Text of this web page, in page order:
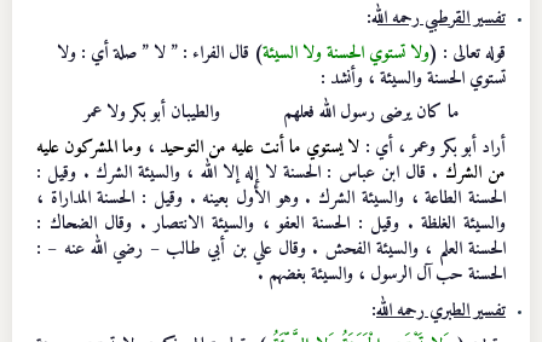
تفسير القرطبي رحمه الله:
قوله تعالى : (ولا تستوي الحسنة ولا السيئة) قال الفراء : ” لا ” صلة أي : ولا
تستوي الحسنة والسيئة ، وأنشد :
ما كان يرضى رسول الله فعلهم والطيبان أبو بكر ولا عمر
أراد أبو بكر وعمر ، أي : لا يستوي ما أنت عليه من التوحيد ، وما المشركون عليه
من الشرك . قال ابن عباس : الحسنة لا إله إلا الله ، والسيئة الشرك . وقيل :
الحسنة الطاعة ، والسيئة الشرك . وهو الأول بعينه . وقيل : الحسنة المداراة ،
والسيئة الغلظة . وقيل : الحسنة العفو ، والسيئة الانتصار . وقال الضحاك :
الحسنة العلم ، والسيئة الفحش . وقال علي بن أبي طالب – رضي الله عنه – :
الحسنة حب آل الرسول ، والسيئة بغضهم .
تفسير الطبري رحمه الله: